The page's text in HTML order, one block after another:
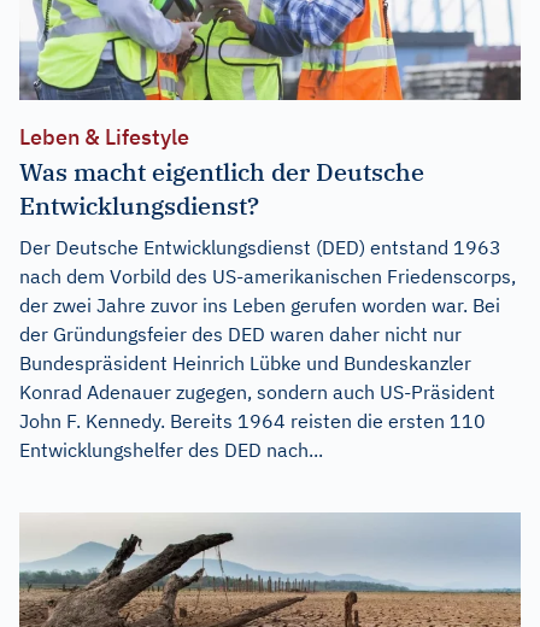
Leben & Lifestyle
Was macht eigentlich der Deutsche
Entwicklungsdienst?
Der Deutsche Entwicklungsdienst (DED) entstand 1963
nach dem Vorbild des US-amerikanischen Friedenscorps,
der zwei Jahre zuvor ins Leben gerufen worden war. Bei
der Gründungsfeier des DED waren daher nicht nur
Bundespräsident Heinrich Lübke und Bundeskanzler
Konrad Adenauer zugegen, sondern auch US-Präsident
John F. Kennedy. Bereits 1964 reisten die ersten 110
Entwicklungshelfer des DED nach...